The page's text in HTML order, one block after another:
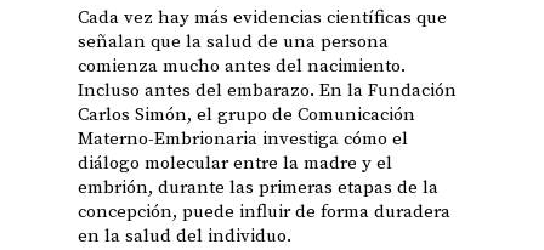
Cada vez hay más evidencias científicas que
señalan que la salud de una persona
comienza mucho antes del nacimiento.
Incluso antes del embarazo. En la Fundación
Carlos Simón, el grupo de Comunicación
Materno-Embrionaria investiga cómo el
diálogo molecular entre la madre y el
embrión, durante las primeras etapas de la
concepción, puede influir de forma duradera
en la salud del individuo.